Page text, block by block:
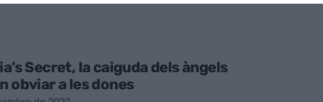
Secret, la caiguda dels àngels
obviar a les dones